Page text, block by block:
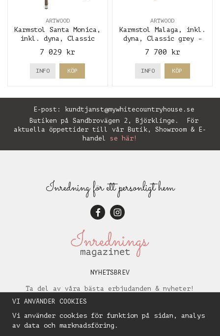
ARTWOOD
Karmstol Santa Monica,
inkl. dyna, Classic
7 029 kr
INFO KÖP
ARTWOOD
Karmstol Malaga, inkl.
dyna, Classic grey -
7 700 kr
INFO KÖP
E-post: kundtjanst@mywhitecountryhouse.se
Butiken på Sandbrovägen 2, Björklinge. För
aktuella öppettider till vår Butik, Showroom & E-
handel se här!
Inredning för ett personligt hem
NYHETSBREV
Ta del av våra bästa erbjudanden & nyheter!
VI ANVÄNDER COOKIES
Vi använder cookies för funktion på sidan, analys
av data och marknadsföring.